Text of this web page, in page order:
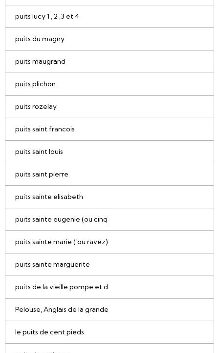
puits lucy 1 , 2 ,3 et 4
puits du magny
puits maugrand
puits plichon
puits rozelay
puits saint francois
puits saint louis
puits saint pierre
puits sainte elisabeth
puits sainte eugenie (ou cinq
puits sainte marie ( ou ravez)
puits sainte marguerite
puits de la vieille pompe et d
Pelouse, Anglais de la grande
le puits de cent pieds